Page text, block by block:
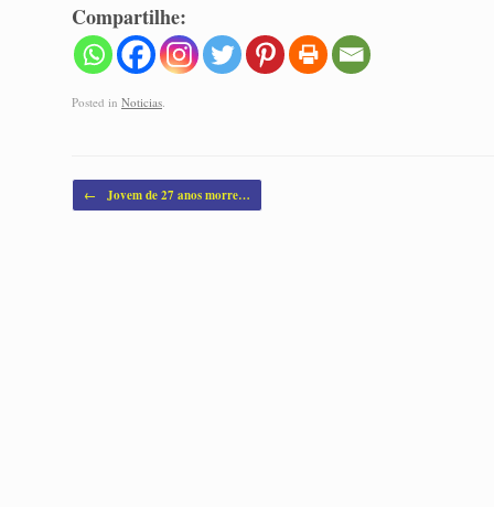
Compartilhe:
Posted in Noticias.
Post navigation
← Jovem de 27 anos morre…